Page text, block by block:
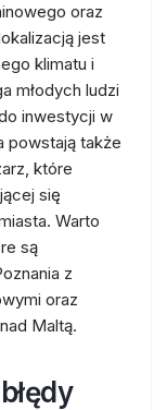
oraz
jest
klimatu i
młodych ludzi
inwestycji w
powstają także
które
się
Warto
są
z
oraz
Maltą.